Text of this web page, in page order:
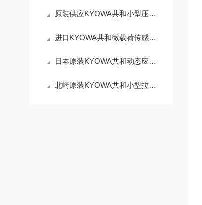
原装供应KYOWA共和小型压缩式载荷传感器LC-5TV！
进口KYOWA共和微载荷传感器LTS-50GA
日本原装KYOWA共和动态应变测量仪DPM-911B
北崎原装KYOWA共和小型拉伸压缩两用载荷传感器LUX-B-50N-ID